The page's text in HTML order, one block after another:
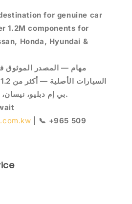
for genuine car
1.2M components for
Honda, Hyundai &
مهام — المصدر الموثوق
بي إم دبليو، نيسان، هوندا، هيونداي وأكثر.
| 📞 +965 509